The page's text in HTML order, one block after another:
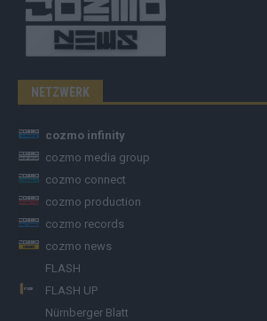
NETZWERK
cozmo infinity
cozmo media group
cozmo connect
cozmo production
cozmo records
cozmo news
FLASH
FLASH UP
Nürnberger Blatt